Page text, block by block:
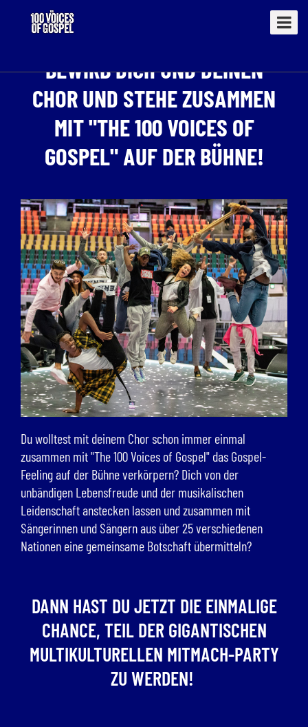
BEWIRB DICH UND DEINEN
CHOR UND STEHE ZUSAMMEN
MIT "THE 100 VOICES OF
GOSPEL" AUF DER BÜHNE!
Du wolltest mit deinem Chor schon immer einmal
zusammen mit "The 100 Voices of Gospel" das Gospel-
Feeling auf der Bühne verkörpern? Dich von der
unbändigen Lebensfreude und der musikalischen
Leidenschaft anstecken lassen und zusammen mit
Sängerinnen und Sängern aus über 25 verschiedenen
Nationen eine gemeinsame Botschaft übermitteln?
DANN HAST DU JETZT DIE EINMALIGE
CHANCE, TEIL DER GIGANTISCHEN
MULTIKULTURELLEN MITMACH-PARTY
ZU WERDEN!